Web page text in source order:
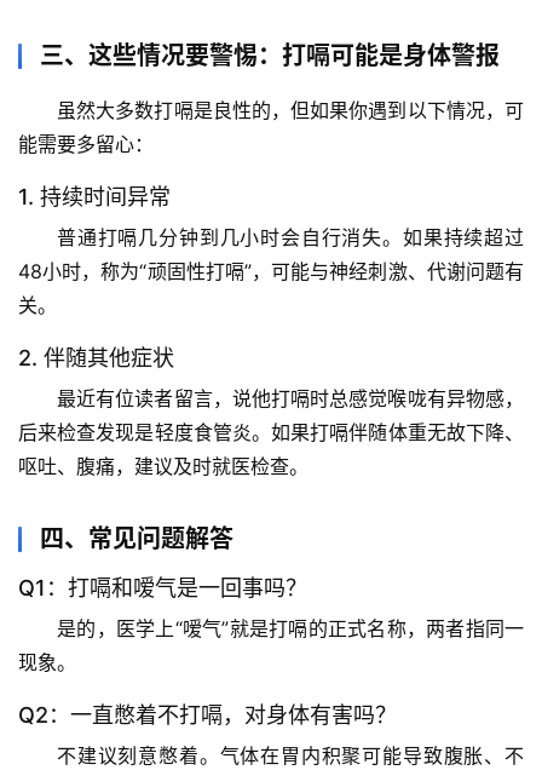
宙
生
学
科
技
沿
理
驿
站
辟
求
三、这些情况要警惕：打嗝可能是身体警报
虽然大多数打嗝是良性的，但如果你遇到以下情况，可
能需要多留心：
1. 持续时间异常
普通打嗝几分钟到几小时会自行消失。如果持续超过
48小时，称为“顽固性打嗝”，可能与神经刺激、代谢问题有
关。
2. 伴随其他症状
最近有位读者留言，说他打嗝时总感觉喉咙有异物感，
后来检查发现是轻度食管炎。如果打嗝伴随体重无故下降、
呕吐、腹痛，建议及时就医检查。
四、常见问题解答
Q1：打嗝和嗳气是一回事吗？
是的，医学上“嗳气”就是打嗝的正式名称，两者指同一
现象。
Q2：一直憋着不打嗝，对身体有害吗？
不建议刻意憋着。气体在胃内积聚可能导致腹胀、不